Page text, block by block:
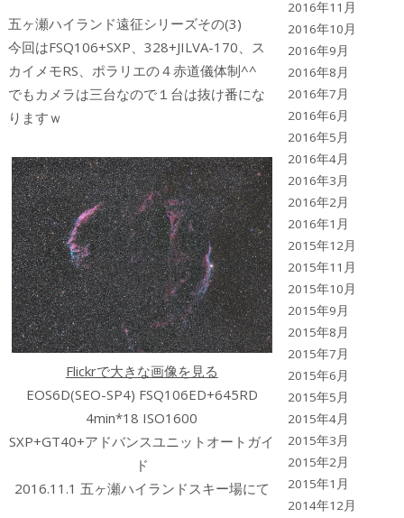
五ヶ瀬ハイランド遠征シリーズその(3)
今回はFSQ106+SXP、328+JILVA-170、ス
カイメモRS、ポラリエの４赤道儀体制^^
でもカメラは三台なので１台は抜け番にな
りますｗ
Flickrで大きな画像を見る
EOS6D(SEO-SP4) FSQ106ED+645RD
4min*18 ISO1600
SXP+GT40+アドバンスユニットオートガイ
ド
2016.11.1 五ヶ瀬ハイランドスキー場にて
2016年11月
2016年10月
2016年9月
2016年8月
2016年7月
2016年6月
2016年5月
2016年4月
2016年3月
2016年2月
2016年1月
2015年12月
2015年11月
2015年10月
2015年9月
2015年8月
2015年7月
2015年6月
2015年5月
2015年4月
2015年3月
2015年2月
2015年1月
2014年12月